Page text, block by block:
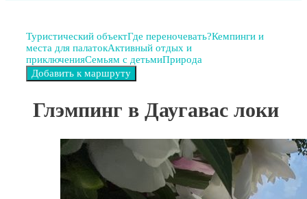
Туристический объектГде переночевать?Кемпинги и
места для палатокАктивный отдых и
приключенияСемьям с детьмиПрирода
Глэмпинг в Даугавас локи